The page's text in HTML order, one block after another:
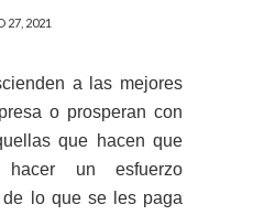
27, 2021
a las mejores
o prosperan con
que hacen que
un esfuerzo
lo que se les paga